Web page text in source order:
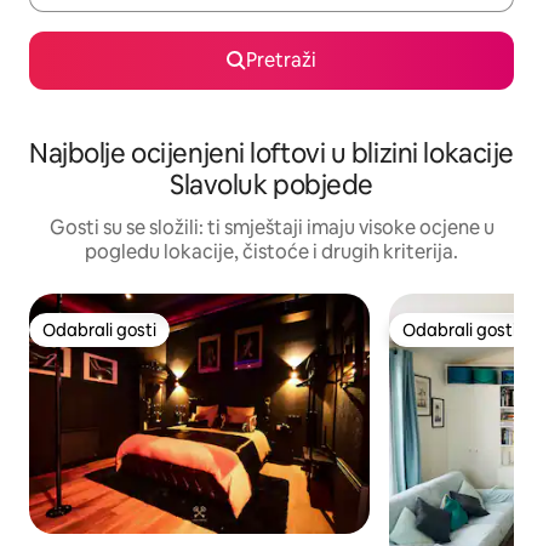
Pretraži
Najbolje ocijenjeni loftovi u blizini lokacije
Slavoluk pobjede
Gosti su se složili: ti smještaji imaju visoke ocjene u
pogledu lokacije, čistoće i drugih kriterija.
Odabrali gosti
Odabrali gosti Odabrali gosti
Odabrali gosti